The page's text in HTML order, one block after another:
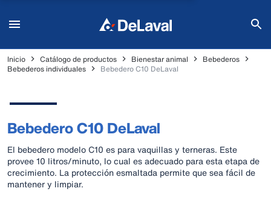
Inicio Catálogo de productos Bienestar animal
Bebederos
Bebederos individuales
Bebedero C10 DeLaval
Bebedero C10 DeLaval
El bebedero modelo C10 es para vaquillas y terneras. Este
provee 10 litros/minuto, lo cual es adecuado para esta etapa de
crecimiento. La protección esmaltada permite que sea fácil de
mantener y limpiar.